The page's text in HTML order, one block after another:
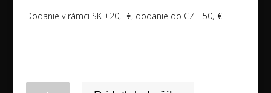
Dodanie v rámci SK +20, -€, dodanie do CZ +50,-€.